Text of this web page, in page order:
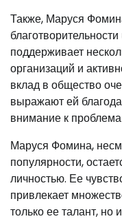
Также, Маруся
поддерживает
организаций и
вклад в общество
выражают ей
внимание к
Маруся Фомина,
популярности,
личностью. Ее
привлекает
только ее талант, но